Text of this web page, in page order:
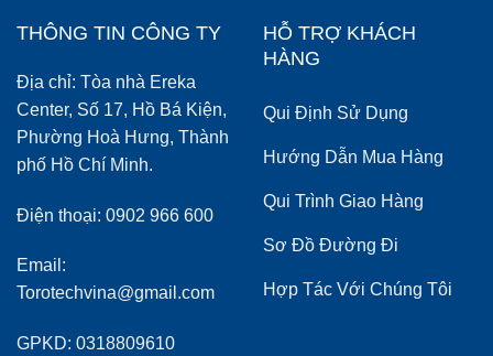
THÔNG TIN CÔNG TY
Địa chỉ: Tòa nhà Ereka
Center, Số 17, Hồ Bá Kiện,
Phường Hoà Hưng, Thành
phố Hồ Chí Minh.
Điện thoại: 0902 966 600
Email:
Torotechvina@gmail.com
GPKD: 0318809610
HỖ TRỢ KHÁCH
HÀNG
Qui Định Sử Dụng
Hướng Dẫn Mua Hàng
Qui Trình Giao Hàng
Sơ Đồ Đường Đi
Hợp Tác Với Chúng Tôi